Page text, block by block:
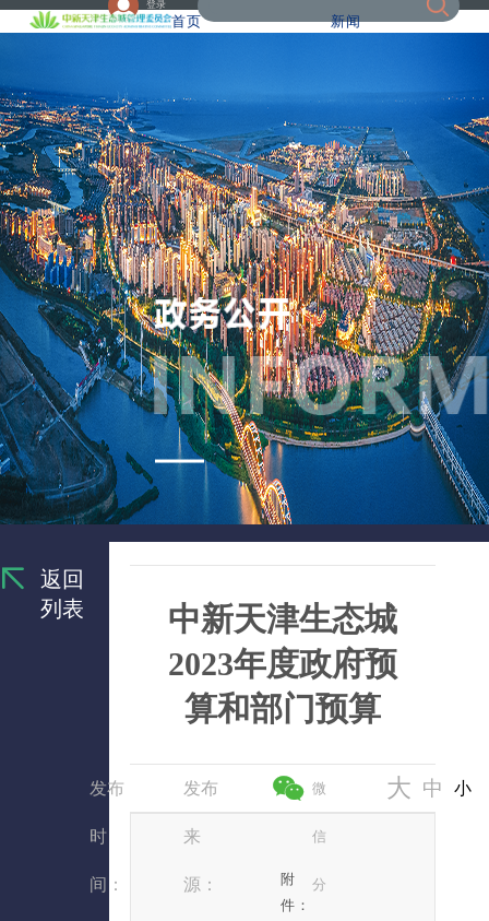
登录
首页 新闻
返回
列表
中新天津生态城
2023年度政府预
算和部门预算
发布
时
间：
发布
来
源：
微
信
分
大 中 小
附
件：